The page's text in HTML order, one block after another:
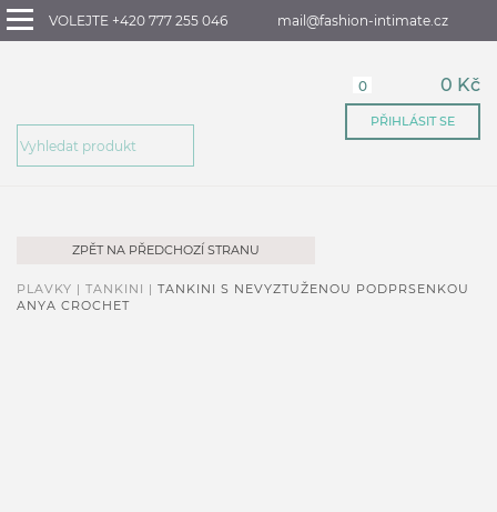
VOLEJTE +420 777 255 046 mail@fashion-intimate.cz
0 0 Kč
PŘIHLÁSIT SE
ZPĚT NA PŘEDCHOZÍ STRANU
PLAVKY | TANKINI | TANKINI S NEVYZTUŽENOU PODPRSENKOU
ANYA CROCHET